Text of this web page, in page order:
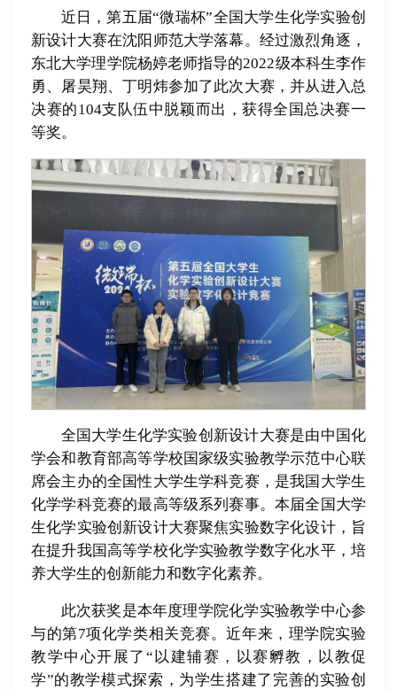
近日，第五届“微瑞杯”全国大学生化学实验创
新设计大赛在沈阳师范大学落幕。经过激烈角逐，
东北大学理学院杨婷老师指导的2022级本科生李作
勇、屠昊翔、丁明炜参加了此次大赛，并从进入总
决赛的104支队伍中脱颖而出，获得全国总决赛一
等奖。
全国大学生化学实验创新设计大赛是由中国化
学会和教育部高等学校国家级实验教学示范中心联
席会主办的全国性大学生学科竞赛，是我国大学生
化学学科竞赛的最高等级系列赛事。本届全国大学
生化学实验创新设计大赛聚焦实验数字化设计，旨
在提升我国高等学校化学实验教学数字化水平，培
养大学生的创新能力和数字化素养。
此次获奖是本年度理学院化学实验教学中心参
与的第7项化学类相关竞赛。近年来，理学院实验
教学中心开展了“以建辅赛，以赛孵教，以教促
学”的教学模式探索，为学生搭建了完善的实验创